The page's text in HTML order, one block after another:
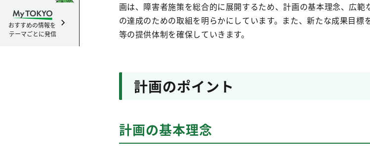
おすすめの情報を
テーマごとに発信
画は、障害者施策を総合的に展開するため、計画の基本理念、広範
の達成のための取組を明らかにしています。また、新たな成果目標
等の提供体制を確保していきます。
計画のポイント
計画の基本理念